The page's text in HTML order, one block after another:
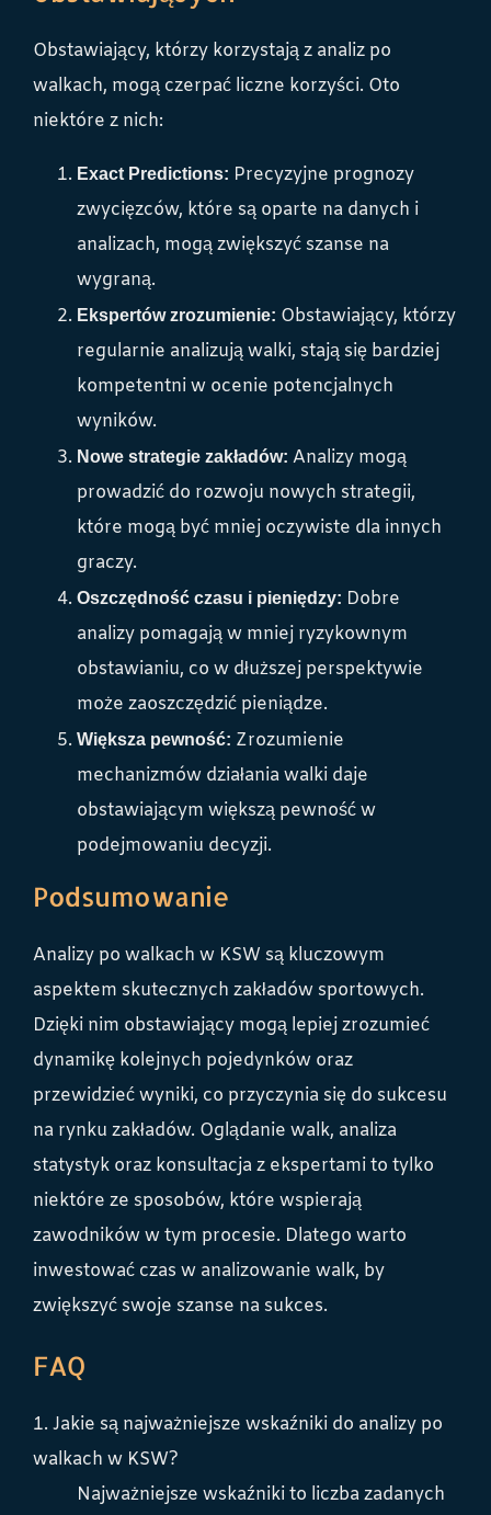
Obstawiający, którzy korzystają z analiz po
walkach, mogą czerpać liczne korzyści. Oto
niektóre z nich:
Exact Predictions: Precyzyjne prognozy
zwycięzców, które są oparte na danych i
analizach, mogą zwiększyć szanse na
wygraną.
Ekspertów zrozumienie: Obstawiający, którzy
regularnie analizują walki, stają się bardziej
kompetentni w ocenie potencjalnych
wyników.
Nowe strategie zakładów: Analizy mogą
prowadzić do rozwoju nowych strategii,
które mogą być mniej oczywiste dla innych
graczy.
Oszczędność czasu i pieniędzy: Dobre
analizy pomagają w mniej ryzykownym
obstawianiu, co w dłuższej perspektywie
może zaoszczędzić pieniądze.
Większa pewność: Zrozumienie
mechanizmów działania walki daje
obstawiającym większą pewność w
podejmowaniu decyzji.
Podsumowanie
Analizy po walkach w KSW są kluczowym
aspektem skutecznych zakładów sportowych.
Dzięki nim obstawiający mogą lepiej zrozumieć
dynamikę kolejnych pojedynków oraz
przewidzieć wyniki, co przyczynia się do sukcesu
na rynku zakładów. Oglądanie walk, analiza
statystyk oraz konsultacja z ekspertami to tylko
niektóre ze sposobów, które wspierają
zawodników w tym procesie. Dlatego warto
inwestować czas w analizowanie walk, by
zwiększyć swoje szanse na sukces.
FAQ
1. Jakie są najważniejsze wskaźniki do analizy po
walkach w KSW?
Najważniejsze wskaźniki to liczba zadanych